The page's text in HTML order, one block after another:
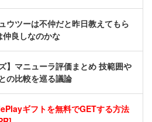
ウツーは不仲だと昨日教えてもら
仲良しなのかな
】マニューラ評価まとめ 技範囲や
の比較を巡る議論
ギフトを無料でGETする方法